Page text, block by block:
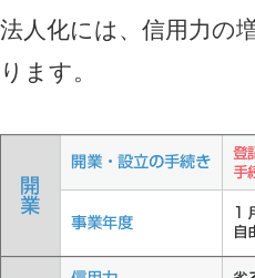
法人化には、信用力の
ります。